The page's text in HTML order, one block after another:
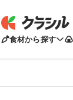
食材から探す